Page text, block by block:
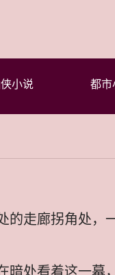
小说 都市
的走廊拐角处，
暗处看着这一幕